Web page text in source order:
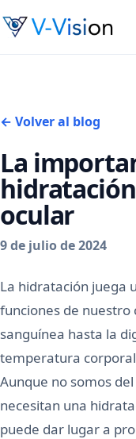
← Volver al blog
La
ocular
9 de julio de 2024
La hidratación juega
funciones de nuestro
sanguínea hasta la
temperatura
Aunque no somos
necesitan una
puede dar lugar a